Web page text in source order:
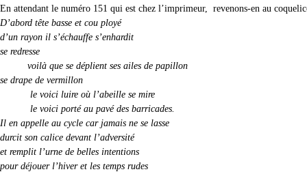
En attendant le numéro 151 qui est chez l’imprimeur, revenons-en au
D’abord tête basse et cou ployé
d’un rayon il s’échauffe s’enhardit
se redresse
voilà que se déplient ses ailes de papillon
se drape de vermillon
le voici luire où l’abeille se mire
le voici porté au pavé des barricades.
Il en appelle au cycle car jamais ne se lasse
durcit son calice devant l’adversité
et remplit l’urne de belles intentions
pour déjouer l’hiver et les temps rudes